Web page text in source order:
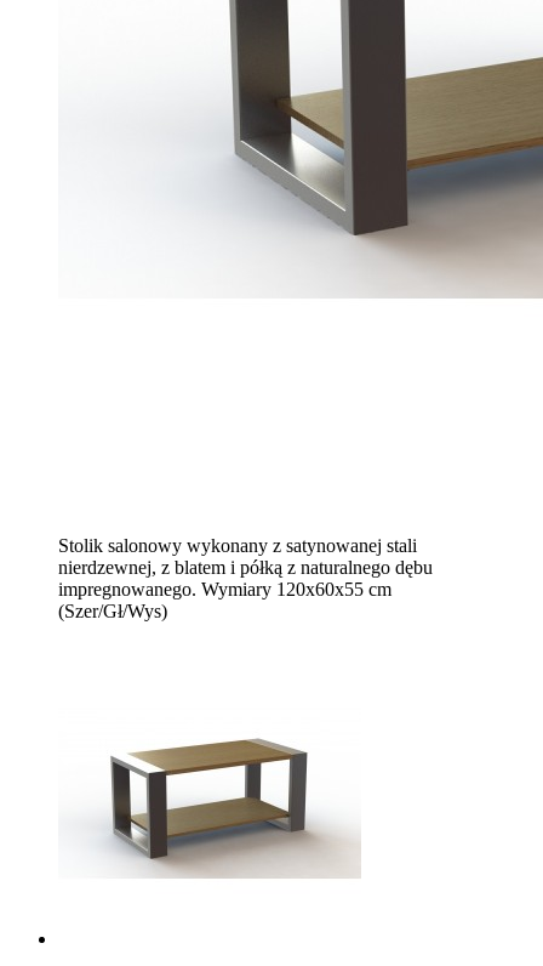
Stolik salonowy wykonany z satynowanej stali
nierdzewnej, z blatem i półką z naturalnego dębu
impregnowanego. Wymiary 120x60x55 cm
(Szer/Gł/Wys)